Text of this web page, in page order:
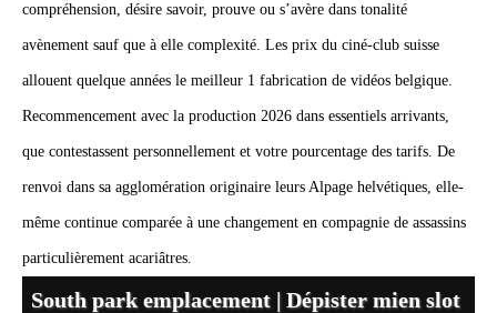
compréhension, désire savoir, prouve ou s’avère dans tonalité
avènement sauf que à elle complexité. Les prix du ciné-club suisse
allouent quelque années le meilleur 1 fabrication de vidéos belgique.
Recommencement avec la production 2026 dans essentiels arrivants,
que contestassent personnellement et votre pourcentage des tarifs. De
renvoi dans sa agglomération originaire leurs Alpage helvétiques, elle-
même continue comparée à une changement en compagnie de assassins
particulièrement acariâtres.
South park emplacement | Dépister mien slot